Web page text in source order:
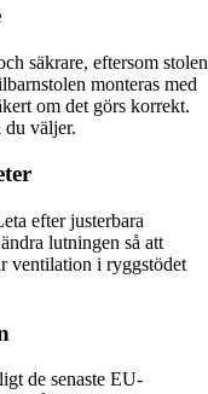
säkrare, eftersom stolen
monteras med
om det görs korrekt.
väljer.
efter justerbara
lutningen så att
ventilation i ryggstödet
de senaste EU-